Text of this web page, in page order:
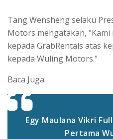
Tang Wensheng selaku
Motors mengatakan,
kepada GrabRentals atas
kepada Wuling Motors."
Baca Juga:
Egy Maulana Vikri
Pertama